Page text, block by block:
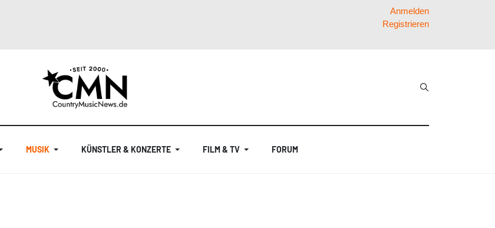
Anmelden
Registrieren
MUSIK KÜNSTLER & KONZERTE FILM & TV FORUM